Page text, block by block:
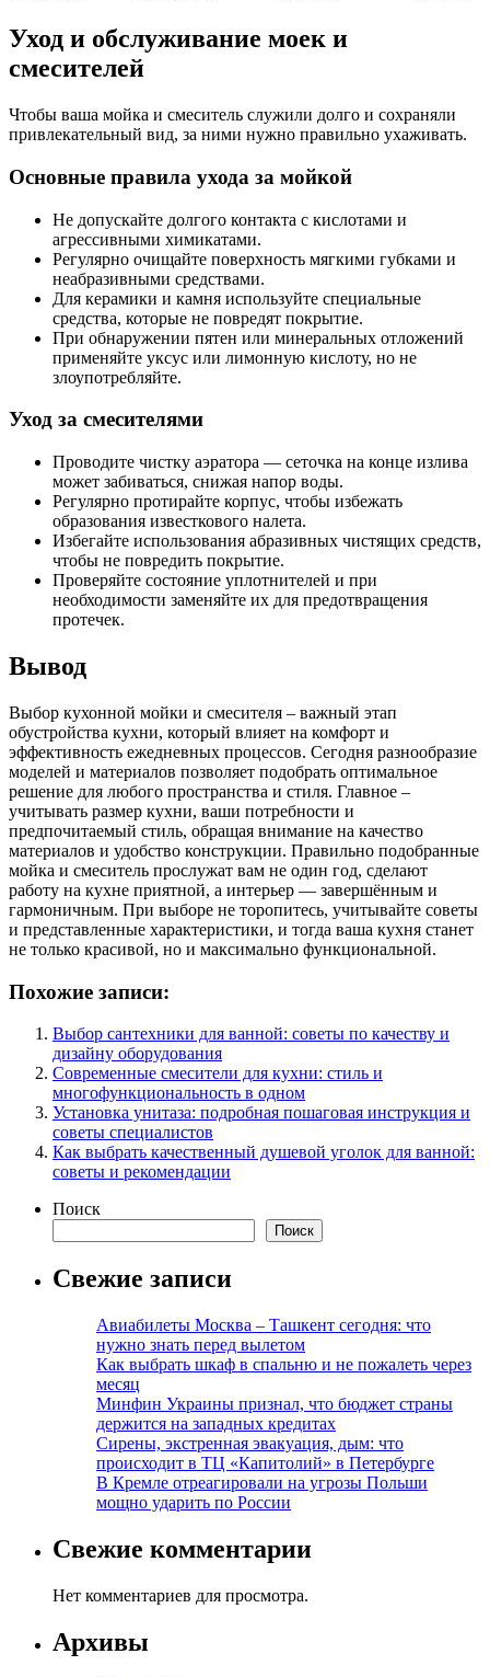
Уход и обслуживание моек и
смесителей
Чтобы ваша мойка и смеситель служили долго и сохраняли
привлекательный вид, за ними нужно правильно ухаживать.
Основные правила ухода за мойкой
Не допускайте долгого контакта с кислотами и
агрессивными химикатами.
Регулярно очищайте поверхность мягкими губками и
неабразивными средствами.
Для керамики и камня используйте специальные
средства, которые не повредят покрытие.
При обнаружении пятен или минеральных отложений
применяйте уксус или лимонную кислоту, но не
злоупотребляйте.
Уход за смесителями
Проводите чистку аэратора — сеточка на конце излива
может забиваться, снижая напор воды.
Регулярно протирайте корпус, чтобы избежать
образования известкового налета.
Избегайте использования абразивных чистящих средств,
чтобы не повредить покрытие.
Проверяйте состояние уплотнителей и при
необходимости заменяйте их для предотвращения
протечек.
Вывод
Выбор кухонной мойки и смесителя – важный этап
обустройства кухни, который влияет на комфорт и
эффективность ежедневных процессов. Сегодня разнообразие
моделей и материалов позволяет подобрать оптимальное
решение для любого пространства и стиля. Главное –
учитывать размер кухни, ваши потребности и
предпочитаемый стиль, обращая внимание на качество
материалов и удобство конструкции. Правильно подобранные
мойка и смеситель прослужат вам не один год, сделают
работу на кухне приятной, а интерьер — завершённым и
гармоничным. При выборе не торопитесь, учитывайте советы
и представленные характеристики, и тогда ваша кухня станет
не только красивой, но и максимально функциональной.
Похожие записи:
Выбор сантехники для ванной: советы по качеству и
дизайну оборудования
Современные смесители для кухни: стиль и
многофункциональность в одном
Установка унитаза: подробная пошаговая инструкция и
советы специалистов
Как выбрать качественный душевой уголок для ванной:
советы и рекомендации
Поиск
Поиск
Свежие записи
Авиабилеты Москва – Ташкент сегодня: что
нужно знать перед вылетом
Как выбрать шкаф в спальню и не пожалеть через
месяц
Минфин Украины признал, что бюджет страны
держится на западных кредитах
Сирены, экстренная эвакуация, дым: что
происходит в ТЦ «Капитолий» в Петербурге
В Кремле отреагировали на угрозы Польши
мощно ударить по России
Свежие комментарии
Нет комментариев для просмотра.
Архивы